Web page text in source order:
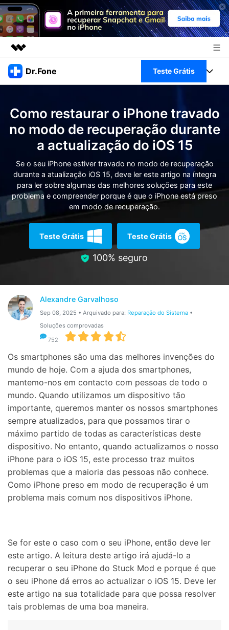
Produtos em destaque
Visão geral
Soluções
Sobre nós
Sala de imprensa
Loja
Dr.Fone Teste Grátis
Veja Toolkit Completo >
Productos
Para Celular
Online
Ver Todos Os Aplicativos
Ações rápidas
Dicas
Centro de Ajuda
Recursos
Transferir Dados
Gerenciador de dados
Reparar Celular
Encontre Mais Soluções
Entrar
Como restaurar o iPhone travado
no modo de recuperação durante
a actualização do iOS 15
Se o seu iPhone estiver travado no modo de recuperação
durante a atualização iOS 15, deve ler este artigo na íntegra
para ler sobre algumas das melhores soluções para este
problema e compreender porque é que o iPhone está preso
em modo de recuperação.
Teste Grátis Teste Grátis
100% seguro
Alexandre Garvalhoso
Sep 08, 2025 • Arquivado para: Reparação do Sistema•
Soluções comprovadas
752
Os smartphones são uma das melhores invenções do
mundo de hoje. Com a ajuda dos smartphones,
mantemo-nos em contacto com pessoas de todo o
mundo. Quando utilizamos um dispositivo tão
importante, queremos manter os nossos smartphones
sempre atualizados, para que possamos tirar o
máximo partido de todas as características deste
dispositivo. No entanto, quando actualizamos o nosso
iPhone para o iOS 15, este processo traz muitos
problemas que a maioria das pessoas não conhece.
Como iPhone preso em modo de recuperação é um
problema mais comum nos dispositivos iPhone.
Se for este o caso com o seu iPhone, então deve ler
este artigo. A leitura deste artigo irá ajudá-lo a
recuperar o seu iPhone do Stuck Mod e porque é que
o seu iPhone dá erros ao actualizar o iOS 15. Deve ler
este artigo na sua totalidade para que possa resolver
tais problemas de uma boa maneira.